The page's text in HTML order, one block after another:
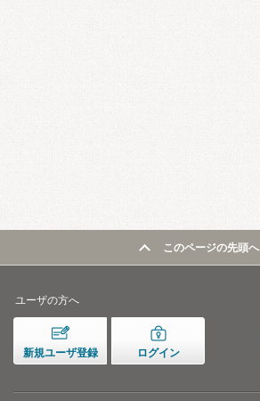
このページの先頭へ
ユーザの方へ
新規ユーザ登録 ログイン